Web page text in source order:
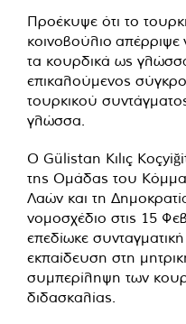
Προέκυψε ότι το
κοινοβούλιο απέρριψε
τα κουρδικά ως
επικαλούμενος
τουρκικού
γλώσσα.
Ο Gülistan Kılıç
της Ομάδας του
Λαών και τη
νομοσχέδιο στις 15
επεδίωκε
εκπαίδευση στη
συμπερίληψη των
διδασκαλίας.